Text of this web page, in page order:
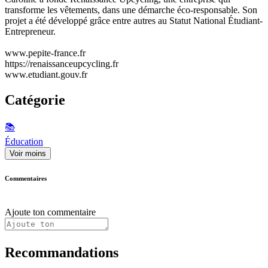
transforme les vêtements, dans une démarche éco-responsable. Son
projet a été développé grâce entre autres au Statut National Étudiant-
Entrepreneur.
www.pepite-france.fr
https://renaissanceupcycling.fr
www.etudiant.gouv.fr
Catégorie
📚
Éducation
Voir moins
Commentaires
Ajoute ton commentaire
Recommandations